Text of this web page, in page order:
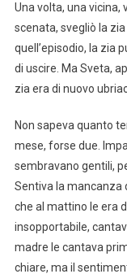
Una volta, una vicina,
scenata, svegliò la
quell’episodio, la zia
di uscire. Ma Sveta,
zia era di nuovo
Non sapeva quanto
mese, forse due.
sembravano gentili,
Sentiva la mancanza
che al mattino le era
insopportabile,
madre le cantava
chiare, ma il